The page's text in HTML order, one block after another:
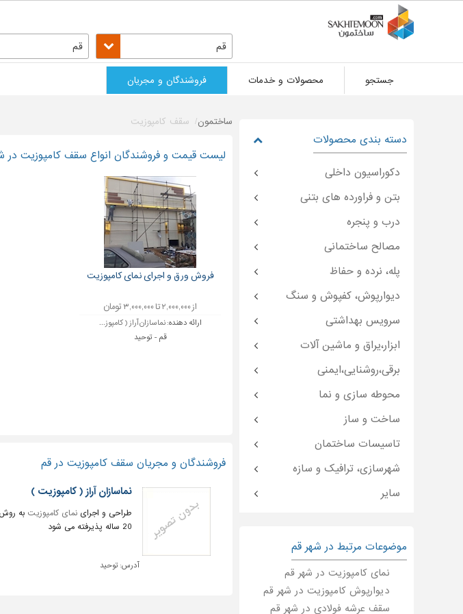
قم قم
جستجو محصولات و خدمات فروشندگان و مجریان
ساختمون سقف کامپوزیت
لیست قیمت و فروشندگان انواع سقف کامپوزیت در
فروش ورق و اجرای نمای کامپوزیت
از ۲,۰۰۰,۰۰۰ تا ۳,۰۰۰,۰۰۰ تومان
ارائه دهنده:نماسازان آراز ( کامپوز...
قم - توحید
فروشندگان و مجریان سقف کامپوزیت در قم
نماسازان آراز ( کامپوزیت )
طراحی و اجرای نمای کامپوزیت به
20 ساله پذیرفته می شود
آدرس: توحید
دسته بندی محصولات
دکوراسیون داخلی
بتن و فراورده های بتنی
درب و پنجره
مصالح ساختمانی
پله، نرده و حفاظ
دیوارپوش، کفپوش و سنگ
سرویس بهداشتی
ابزار،یراق و ماشین آلات
برقی،روشنایی،ایمنی
محوطه سازی و نما
ساخت و ساز
تاسیسات ساختمان
شهرسازی، ترافیک و سازه
سایر
موضوعات مرتبط در شهر قم
نمای کامپوزیت در شهر قم
دیوارپوش کامپوزیت در شهر قم
سقف عرشه فولادی در شهر قم